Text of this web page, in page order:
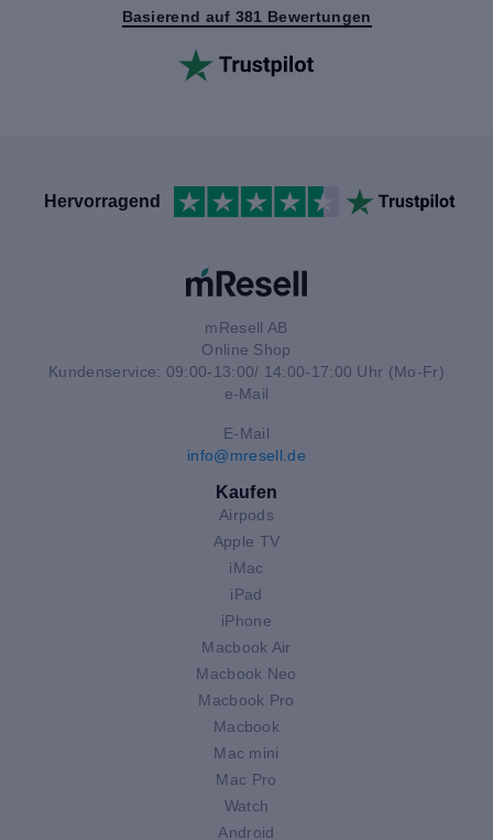
Basierend auf 381 Bewertungen
Hervorragend
mResell AB
Online Shop
Kundenservice: 09:00-13:00/ 14:00-17:00 Uhr (Mo-Fr)
e-Mail
E-Mail
info@mresell.de
Kaufen
Airpods
Apple TV
iMac
iPad
iPhone
Macbook Air
Macbook Neo
Macbook Pro
Macbook
Mac mini
Mac Pro
Watch
Android